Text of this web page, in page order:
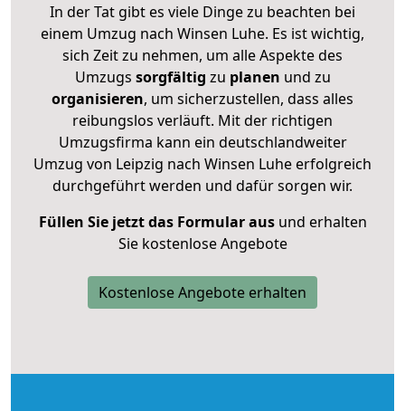
In der Tat gibt es viele Dinge zu beachten bei
einem Umzug nach Winsen Luhe. Es ist wichtig,
sich Zeit zu nehmen, um alle Aspekte des
Umzugs sorgfältig zu planen und zu
organisieren, um sicherzustellen, dass alles
reibungslos verläuft. Mit der richtigen
Umzugsfirma kann ein deutschlandweiter
Umzug von Leipzig nach Winsen Luhe erfolgreich
durchgeführt werden und dafür sorgen wir.
Füllen Sie jetzt das Formular ausund erhalten
Sie kostenlose Angebote
Kostenlose Angebote erhalten